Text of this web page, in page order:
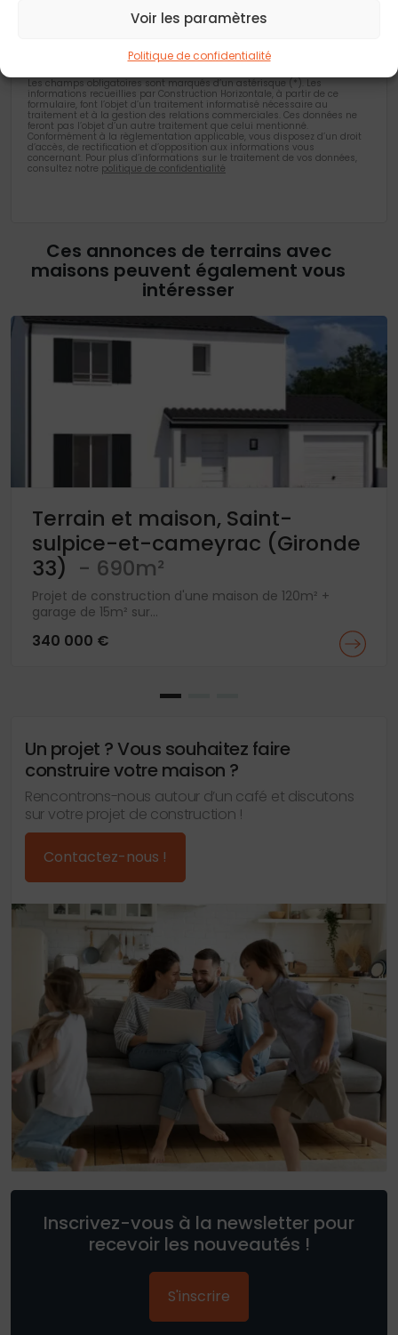
Voir les paramètres
Politique de confidentialité
Les champs obligatoires sont marqués d’un astérisque (*). Les
informations recueillies par Construction Horizontale, à partir de ce
formulaire, font l’objet d’un traitement informatisé nécessaire au
traitement et à la gestion des relations commerciales. Ces données ne
feront pas l’objet d’un autre traitement que celui mentionné.
Conformément à la règlementation applicable, vous disposez d’un droit
d’accès, de rectification et d’opposition aux informations vous
concernant. Pour plus d’informations sur le traitement de vos données,
consultez notre politique de confidentialité
Ces annonces de terrains avec
maisons peuvent également vous
intéresser
Terrain et maison, Saint-
sulpice-et-cameyrac (Gironde
33) - 690m²
Projet de construction d'une maison de 120m² +
garage de 15m² sur...
340 000 €
Un projet ? Vous souhaitez faire
construire votre maison ?
Rencontrons-nous autour d’un café et discutons
sur votre projet de construction !
Contactez-nous !
Inscrivez-vous à la newsletter pour
recevoir les nouveautés !
S'inscrire